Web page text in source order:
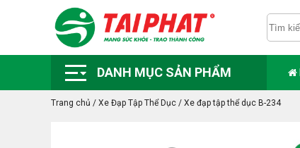
DANH MỤC SẢN PHẨM
Trang chủ / Xe Đạp Tập Thể Dục / Xe đạp tập thể dục B-234